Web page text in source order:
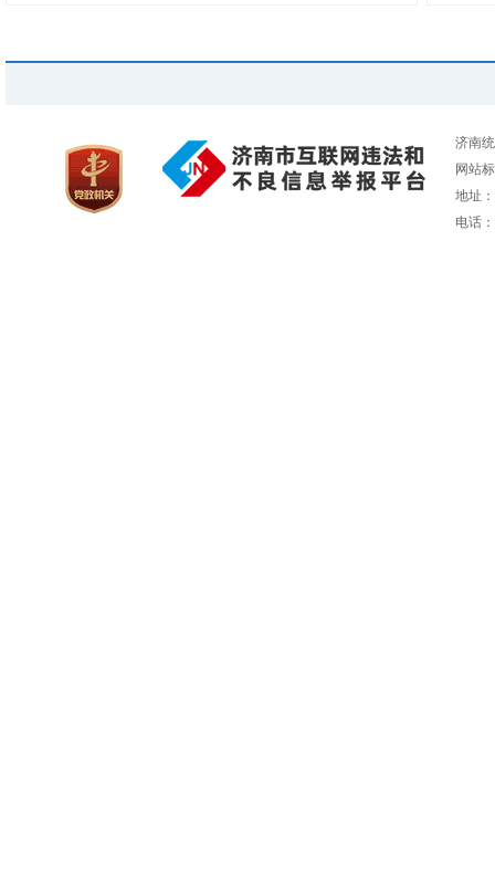
济南
网站
地址
电话